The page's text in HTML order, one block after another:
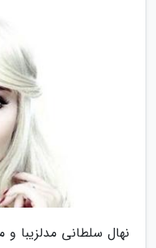
نهال سلطانی مدلزیبا